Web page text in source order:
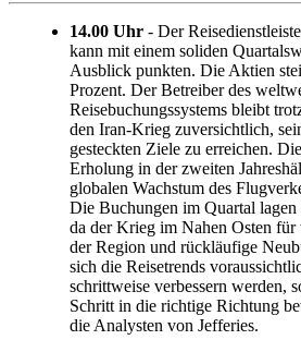
14.00 Uhr - Der
kann mit einem soliden
Ausblick punkten. Die Aktien
Prozent. Der Betreiber des
Reisebuchungssystems bleibt
den Iran-Krieg zuversichtlich,
gesteckten Ziele zu erreichen.
Erholung in der zweiten
globalen Wachstum des
Die Buchungen im Quartal
da der Krieg im Nahen Osten
der Region und rückläufige
sich die Reisetrends
schrittweise verbessern werden,
Schritt in die richtige Richtung
die Analysten von Jefferies.